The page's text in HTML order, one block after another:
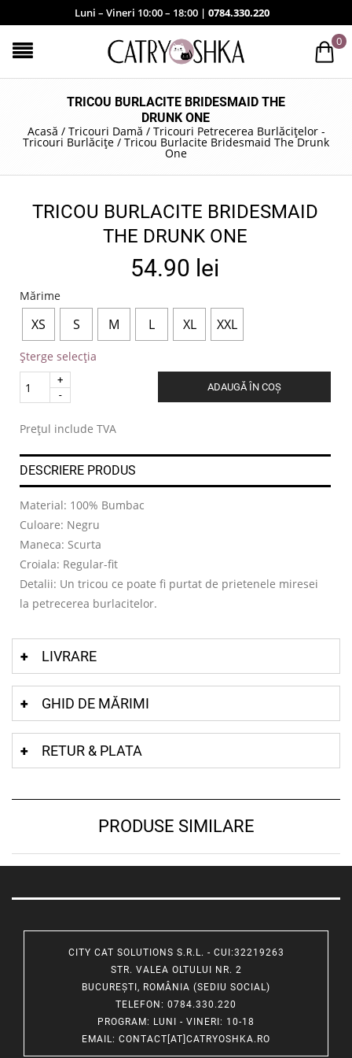
Luni – Vineri 10:00 – 18:00 | 0784.330.220
0
TRICOU BURLACITE BRIDESMAID THE
DRUNK ONE
Acasă / Tricouri Damă / Tricouri Petrecerea Burlăcițelor -
Tricouri Burlăcițe / Tricou Burlacite Bridesmaid The Drunk
One
TRICOU BURLACITE BRIDESMAID
THE DRUNK ONE
54.90 lei
Mărime
XS S M L XL XXL
Șterge selecția
Quantity
ADAUGĂ ÎN COȘ
Prețul include TVA
DESCRIERE PRODUS
Material: 100% Bumbac
Culoare: Negru
Maneca: Scurta
Croiala: Regular-fit
Detalii: Un tricou ce poate fi purtat de prietenele miresei
la petrecerea burlacitelor.
LIVRARE
GHID DE MĂRIMI
RETUR & PLATA
PRODUSE SIMILARE
CITY CAT SOLUTIONS S.R.L. - CUI:32219263
STR. VALEA OLTULUI NR. 2
BUCUREȘTI, ROMÂNIA (SEDIU SOCIAL)
TELEFON : 0784.330.220
PROGRAM: LUNI - VINERI: 10-18
EMAIL: CONTACT[AT]CATRYOSHKA.RO